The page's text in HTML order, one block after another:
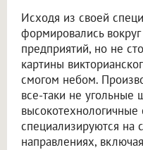
Исходя из своей
формировались
предприятий, но не
картины
смогом небом.
все-таки не
высокотехнологичные
специализируются на
направлениях,